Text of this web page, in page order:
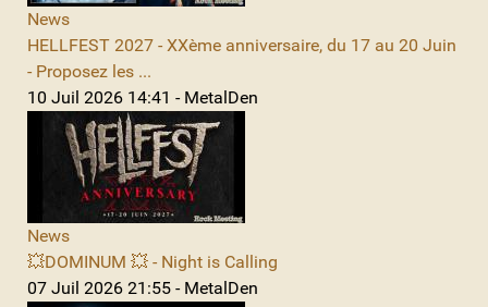
News
HELLFEST 2027 - XXème anniversaire, du 17 au 20 Juin
- Proposez les ...
10 Juil 2026 14:41 - MetalDen
News
💥DOMINUM 💥 - Night is Calling
07 Juil 2026 21:55 - MetalDen